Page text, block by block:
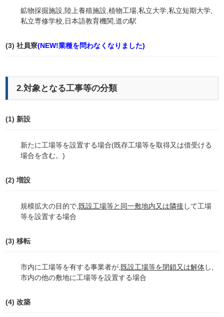
鉱物採掘施設,陸上養殖施設,植物工場,私立大学,私立短期大学,
私立専修学校,日本語教育機関,道の駅
(3) 社員寮(NEW!業種を問わなくなりました)
2.対象となる工事等の分類
(1) 新設
新たに工場等を設置する場合(既存工場等を取得又は借受ける
場合を含む。)
(2) 増設
規模拡大の目的で, 既設工場等と同一敷地内又は隣接して工場
等を設置する場合
(3) 移転
市内に工場等を有する事業者が, 既設工場等を閉鎖又は解体し,
市内の他の敷地に工場等を設置する場合
(4) 改築